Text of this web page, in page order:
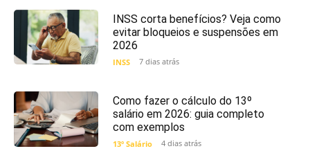
INSS corta benefícios? Veja como
evitar bloqueios e suspensões em
2026
INSS 7 dias atrás
Como fazer o cálculo do 13º
salário em 2026: guia completo
com exemplos
13º Salário 4 dias atrás